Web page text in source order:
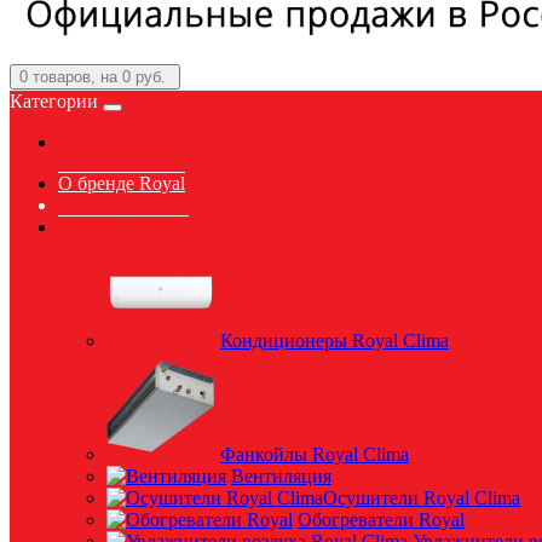
0 товаров, на 0 руб.
Категории
О бренде Royal
Кондиционеры Royal Clima
Фанкойлы Royal Clima
Вентиляция
Осушители Royal Clima
Обогреватели Royal